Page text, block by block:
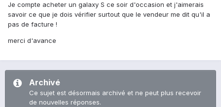
Je compte acheter un galaxy S ce soir d'occasion et j'aimerais
savoir ce que je dois vérifier surtout que le vendeur me dit qu'il a
pas de facture !
merci d'avance
Archivé
Ce sujet est désormais archivé et ne peut plus recevoir
de nouvelles réponses.